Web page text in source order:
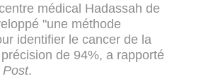
médical Hadassah de
"une méthode
identifier le cancer de la
de 94%, a rapporté
Post.